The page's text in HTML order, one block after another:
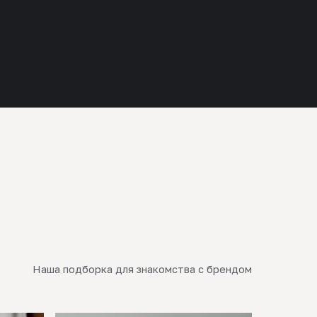
Наша подборка для знакомства с брендом